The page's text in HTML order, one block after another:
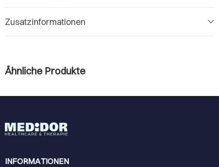
Zusatzinformationen
Ähnliche Produkte
INFORMATIONEN